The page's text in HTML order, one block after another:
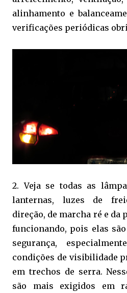
alinhamento e
verificações periódicas
2. Veja se todas as
lanternas, luzes de
direção, de marcha ré e da
funcionando, pois elas
segurança,
condições de visibilidade
em trechos de serra.
são mais exigidos em